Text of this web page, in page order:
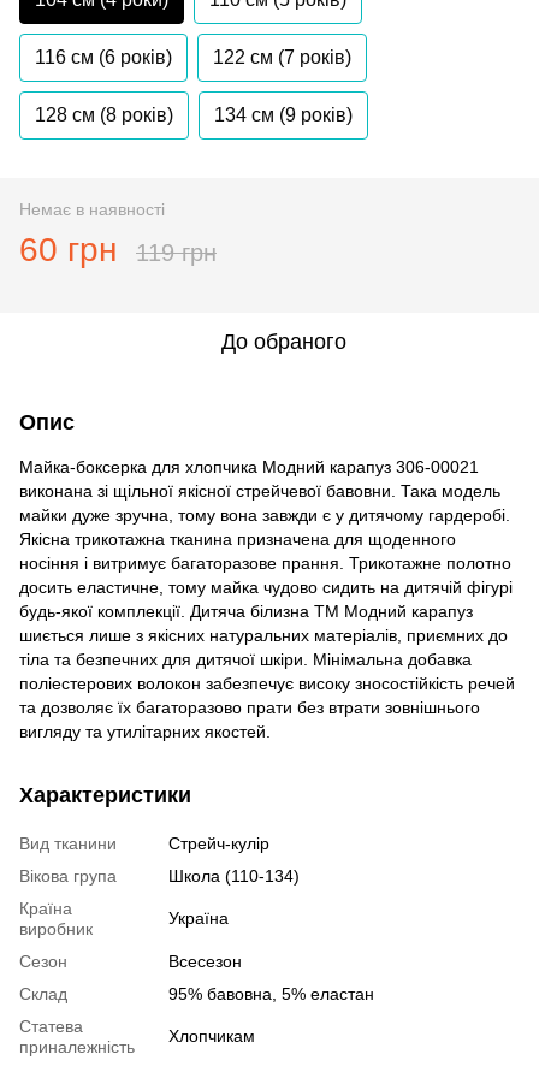
116 см (6 років) 122 см (7 років)
128 см (8 років) 134 см (9 років)
Немає в наявності
60 грн 119 грн
До обраного
Опис
Майка-боксерка для хлопчика Модний карапуз 306-00021
виконана зі щільної якісної стрейчевої бавовни. Така модель
майки дуже зручна, тому вона завжди є у дитячому гардеробі.
Якісна трикотажна тканина призначена для щоденного
носіння і витримує багаторазове прання. Трикотажне полотно
досить еластичне, тому майка чудово сидить на дитячій фігурі
будь-якої комплекції. Дитяча білизна ТМ Модний карапуз
шиється лише з якісних натуральних матеріалів, приємних до
тіла та безпечних для дитячої шкіри. Мінімальна добавка
поліестерових волокон забезпечує високу зносостійкість речей
та дозволяє їх багаторазово прати без втрати зовнішнього
вигляду та утилітарних якостей.
Характеристики
Вид тканини
Стрейч-кулір
Вікова група
Школа (110-134)
Країна
виробник
Україна
Сезон
Всесезон
Склад
95% бавовна, 5% еластан
Статева
приналежність
Хлопчикам